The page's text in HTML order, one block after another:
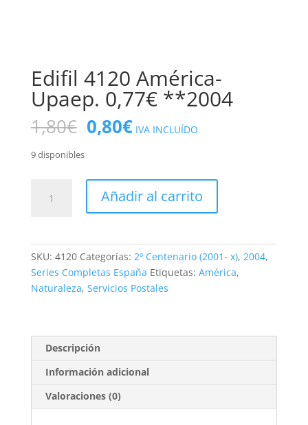
Edifil 4120 América-
Upaep. 0,77€ **2004
1,80€ El
precio
era:
1,80€.
0,80€El
precio
es:
0,80€.
IVA INCLUÍDO
9 disponibles
4120
**2004
cantidad
Añadir al carrito
SKU: 4120 Categorías: 2º Centenario (2001- x), 2004,
Series Completas España Etiquetas: América,
Naturaleza, Servicios Postales
Descripción
Información adicional
Valoraciones (0)